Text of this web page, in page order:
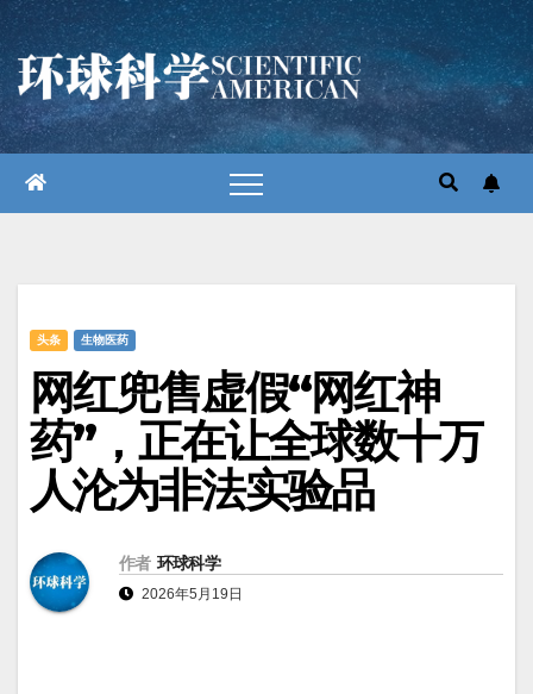
跳
至
内
容
头条 生物医药
网红兜售虚假“网红神
药”，正在让全球数十万
人沦为非法实验品
作者 环球科学
2026年5月19日